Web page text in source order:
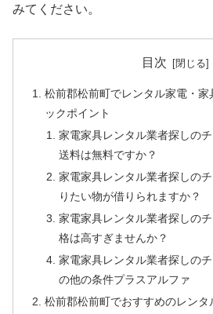
みてください。
目次
松前郡松前町でレンタル家電・家
ックポイント
家電家具レンタル業者探しの
送料は無料ですか？
家電家具レンタル業者探しの
りたい物が借りられますか？
家電家具レンタル業者探しの
格は高すぎませんか？
家電家具レンタル業者探しの
の他の条件プラスアルファ
松前郡松前町でおすすめのレンタ